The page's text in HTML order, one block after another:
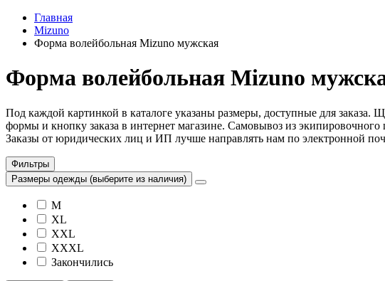
Главная
Mizuno
Форма волейбольная Mizuno мужская
Форма волейбольная Mizuno
Под каждой картинкой в каталоге указаны размеры, доступные для
формы и кнопку заказа в интернет магазине. Самовывоз из
Заказы от юридических лиц и ИП лучше направлять нам по электронной
Фильтры
Размеры одежды (выберите из наличия)
M
XL
XXL
XXXL
Закончились